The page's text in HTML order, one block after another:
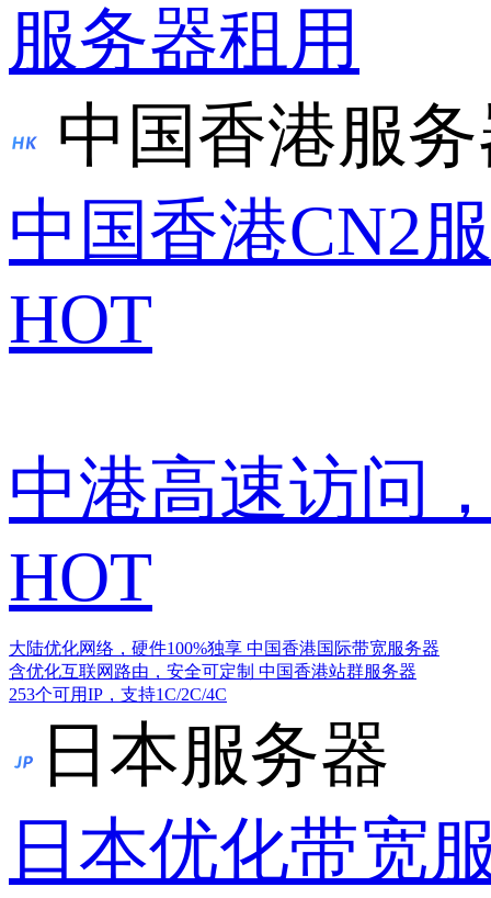
服务器租用
中国香港服
中国香港CN2
HOT
中港高速访问
HOT
大陆优化网络，硬件100%独享 中国香港国际带宽服务器
含优化互联网路由，安全可定制 中国香港站群服务器
253个可用IP，支持1C/2C/4C
日本服务器
日本优化带宽